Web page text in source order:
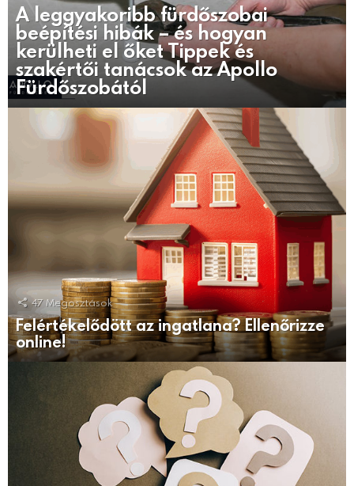
A leggyakoribb fürdőszobai
beépítési hibák – és hogyan
kerülheti el őket Tippek és
szakértői tanácsok az Apollo
Fürdőszobától
47 Megosztások
Felértékelődött az ingatlana? Ellenőrizze
online!